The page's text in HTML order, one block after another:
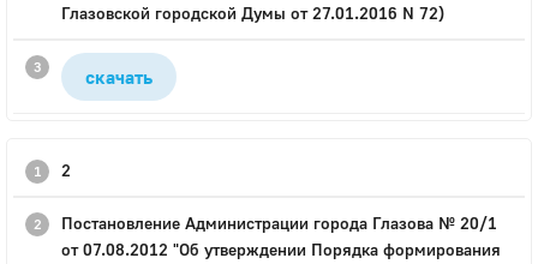
Глазовской городской Думы от 27.01.2016 N 72)
скачать
2
Постановление Администрации города Глазова № 20/1
от 07.08.2012 "Об утверждении Порядка формирования